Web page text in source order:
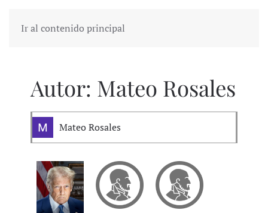
Ir al contenido principal
Autor: Mateo Rosales
Mateo Rosales